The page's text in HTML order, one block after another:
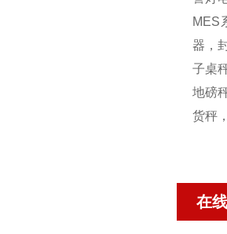
MES
器，
子桌
地磅
货秤
在